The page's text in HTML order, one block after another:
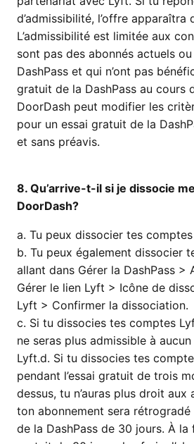
d’admissibilité, l’offre apparaîtra
L’admissibilité est limitée aux
sont pas des abonnés actuels
DashPass et qui n’ont pas
gratuit de la DashPass au cours
DoorDash peut modifier les
pour un essai gratuit de la
et sans préavis.
8. Qu’arrive-t-il si je dissocie
DoorDash?
a. Tu peux dissocier tes
b. Tu peux également dissocier
allant dans Gérer la DashPass >
Gérer le lien Lyft > Icône de
Lyft > Confirmer la dissociation.
c. Si tu dissocies tes comptes
ne seras plus admissible à
Lyft.d. Si tu dissocies tes
pendant l’essai gratuit de trois
dessus, tu n’auras plus droit
ton abonnement sera
de la DashPass de 30 jours. À la